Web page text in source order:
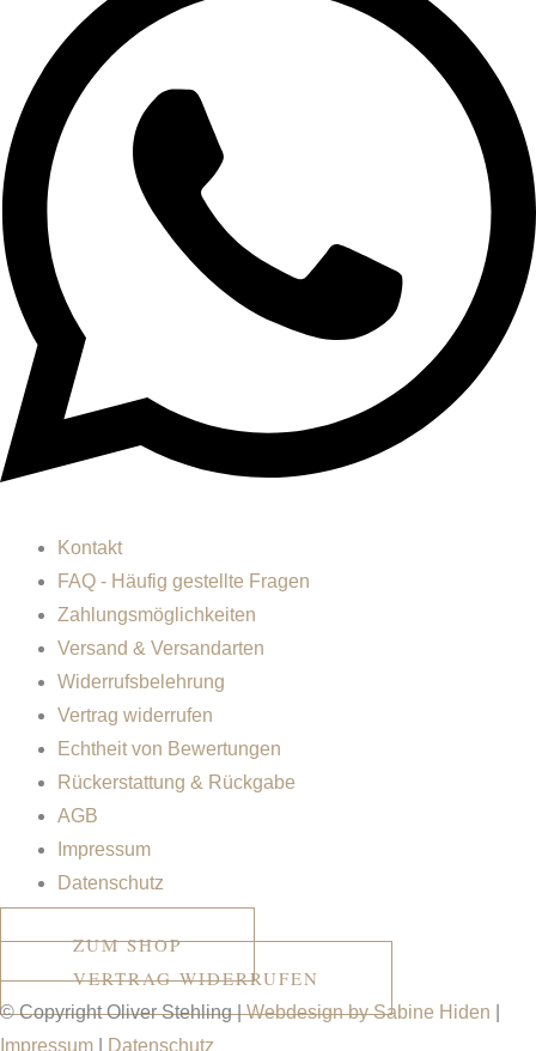
Kontakt
FAQ - Häufig gestellte Fragen
Zahlungsmöglichkeiten
Versand & Versandarten
Widerrufsbelehrung
Vertrag widerrufen
Echtheit von Bewertungen
Rückerstattung & Rückgabe
AGB
Impressum
Datenschutz
ZUM SHOP
VERTRAG WIDERRUFEN
© Copyright Oliver Stehling |Webdesign by Sabine Hiden
Impressum
Datenschutz